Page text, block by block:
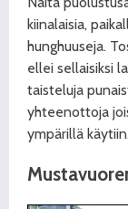
kiinalaisia,
hunghuuseja.
ellei sellaisiksi
taisteluja
yhteenottoja
ympärillä käytiin.